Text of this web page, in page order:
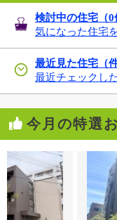
検討中の住宅（0
気になった住宅
最近見た住宅（件
最近チェックし
今月の特選